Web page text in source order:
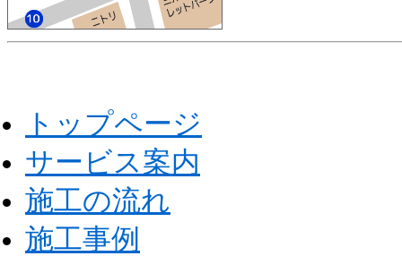
トップページ
サービス案内
施工の流れ
施工事例